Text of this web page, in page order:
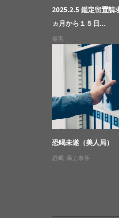
2025.2.5 鑑定留置請
ヵ月から１５日...
傷害
恐喝未遂（美人局
恐喝 暴力事件